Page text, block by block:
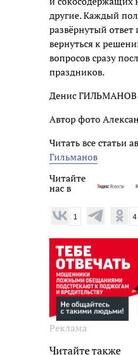
другие. Каждый
развёрнутый
вернуться к
вопросов сразу
праздников.
Денис ГИЛЬМАНОВ
Автор фото
Читать все статьи
Гильманов
Читайте
нас в
1 4
Реклама
Читайте также